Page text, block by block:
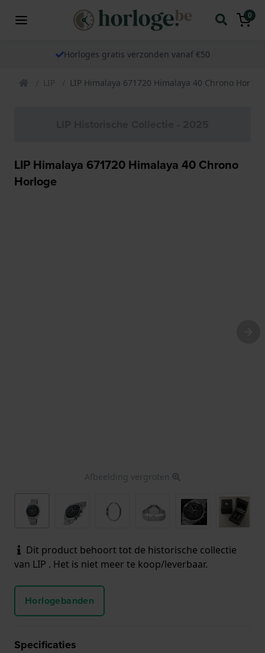
0
Horloges gratis verzonden vanaf €50
LIP LIP Himalaya 671720 Himalaya 40 Chrono
LIP Himalaya 671720 Himalaya 40 Chrono
Horloge
Afbeelding vergroten
Dit product behoort tot de historische collectie
van LIP . Het is niet meer te koop/leverbaar.
Horlogebanden
Specificaties